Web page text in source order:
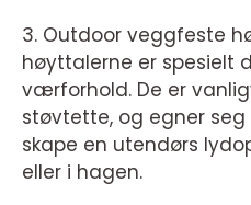
3. Outdoor veggfeste
høyttalerne er spesielt
værforhold. De er
støvtette, og egner
skape en utendørs
eller i hagen.